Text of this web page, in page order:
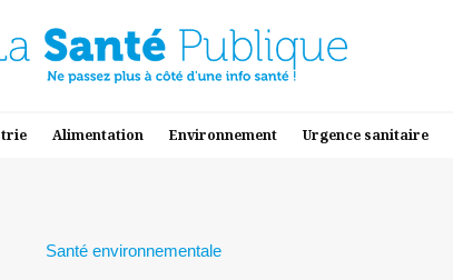
Alimentation Environnement Urgence sanitaire
Santé environnementale